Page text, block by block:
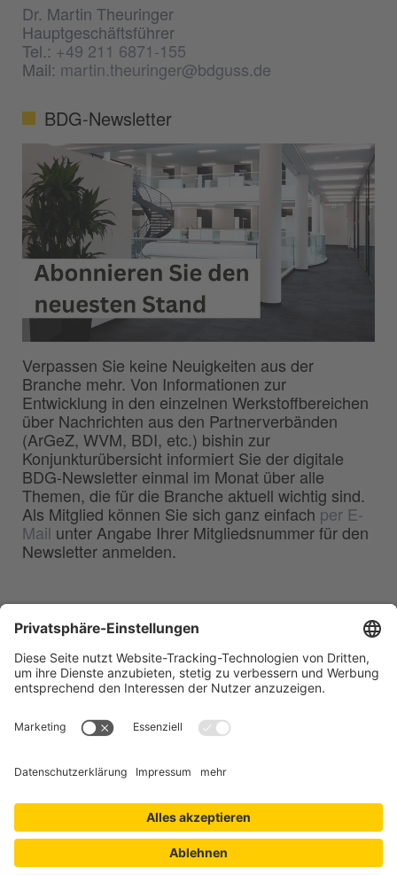
Dr. Martin Theuringer
Hauptgeschäftsführer
Tel.:+49 211 6871-155
Mail: martin.theuringer@bdguss.de
BDG-Newsletter
Verpassen Sie keine Neuigkeiten aus der
Branche mehr. Von Informationen zur
Entwicklung in den einzelnen Werkstoffbereichen
über Nachrichten aus den Partnerverbänden
(ArGeZ, WVM, BDI, etc.) bishin zur
Konjunkturübersicht informiert Sie der digitale
BDG-Newsletter einmal im Monat über alle
Themen, die für die Branche aktuell wichtig sind.
Als Mitglied können Sie sich ganz einfach per E-
Mail unter Angabe Ihrer Mitgliedsnummer für den
Newsletter anmelden.
Deutschen Gießerei-Industrie e.V.
40549 Düsseldorf
Telefon:0211 - 68 71 - 03
0211 - 68 71 - 3333
E-Mail:info(at)bdguss.de